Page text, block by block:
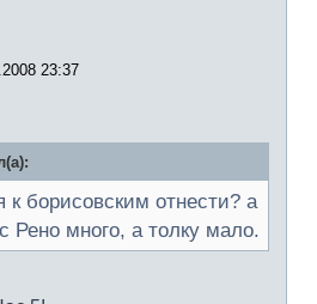
23:37
борисовским отнести? а
Рено много, а толку мало.